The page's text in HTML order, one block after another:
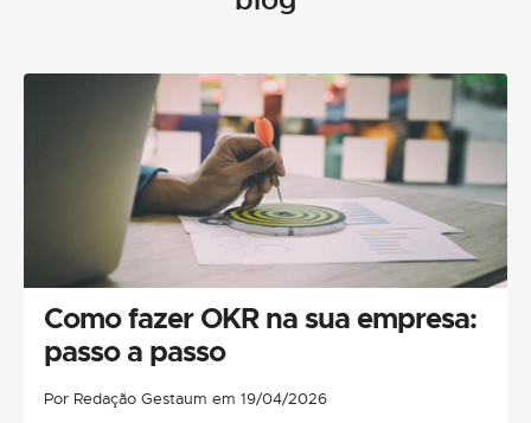
Como fazer OKR na sua empresa:
passo a passo
Por Redação Gestaum em 19/04/2026